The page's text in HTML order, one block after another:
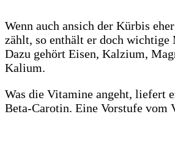
Wenn auch ansich der Kürbis
zählt, so enthält er doch
Dazu gehört Eisen, Kalzium,
Kalium.
Was die Vitamine angeht, liefert
Beta-Carotin. Eine Vorstufe vom